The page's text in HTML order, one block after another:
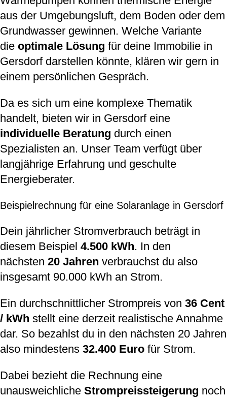
aus der Umgebungsluft, dem Boden oder dem
Grundwasser gewinnen. Welche Variante
die optimale Lösung für deine Immobilie in
Gersdorf darstellen könnte, klären wir gern in
einem persönlichen Gespräch.
Da es sich um eine komplexe Thematik
handelt, bieten wir in Gersdorf eine
individuelle Beratung durch einen
Spezialisten an. Unser Team verfügt über
langjährige Erfahrung und geschulte
Energieberater.
Beispielrechnung für eine Solaranlage in Gersdorf
Dein jährlicher Stromverbrauch beträgt in
diesem Beispiel 4.500 kWh. In den
nächsten 20 Jahren verbrauchst du also
insgesamt 90.000 kWh an Strom.
Ein durchschnittlicher Strompreis von 36 Cent
/ kWh stellt eine derzeit realistische Annahme
dar. So bezahlst du in den nächsten 20 Jahren
also mindestens 32.400 Euro für Strom.
Dabei bezieht die Rechnung eine
unausweichliche Strompreissteigerung noch